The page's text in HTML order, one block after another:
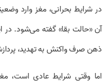
در شرایط بحرانی، مغز وارد
آن «حالت بقا» گفته می‌شود.
ذهن صرف واکنش به تهدید،
اما وقتی شرایط عادی است،